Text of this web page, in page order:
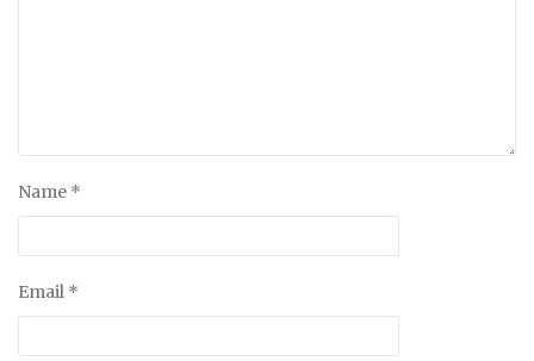
Name *
Email *